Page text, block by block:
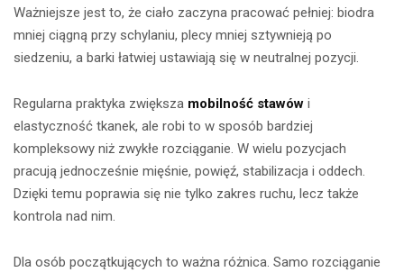
Ważniejsze jest to, że ciało zaczyna pracować pełniej: biodra
mniej ciągną przy schylaniu, plecy mniej sztywnieją po
siedzeniu, a barki łatwiej ustawiają się w neutralnej pozycji.
Regularna praktyka zwiększa mobilność stawów i
elastyczność tkanek, ale robi to w sposób bardziej
kompleksowy niż zwykłe rozciąganie. W wielu pozycjach
pracują jednocześnie mięśnie, powięź, stabilizacja i oddech.
Dzięki temu poprawia się nie tylko zakres ruchu, lecz także
kontrola nad nim.
Dla osób początkujących to ważna różnica. Samo rozciąganie